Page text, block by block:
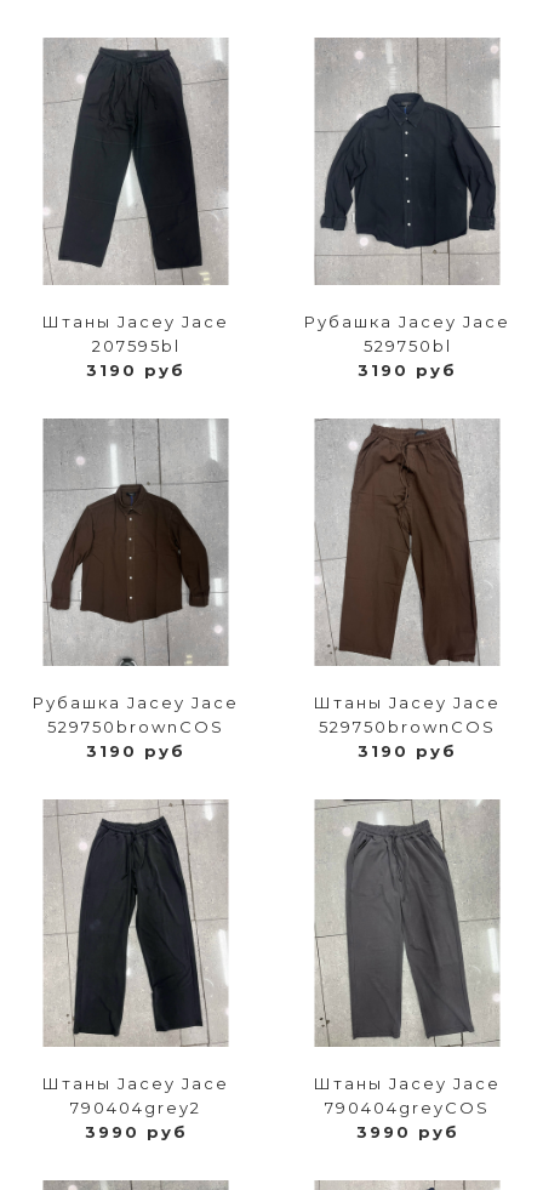
Штаны Jacey Jace
207595bl
3190 руб
Рубашка Jacey Jace
529750bl
3190 руб
Рубашка Jacey Jace
529750brownCOS
3190 руб
Штаны Jacey Jace
529750brownCOS
3190 руб
Штаны Jacey Jace
790404grey2
3990 руб
Штаны Jacey Jace
790404greyCOS
3990 руб